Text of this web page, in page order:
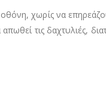
χωρίς να
τις δαχτυλιές,